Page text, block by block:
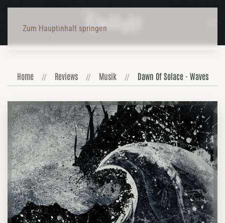
Zum Hauptinhalt springen
Home Reviews Musik Dawn Of Solace - Waves